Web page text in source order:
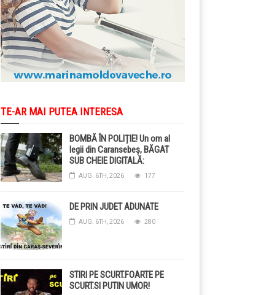
TE-AR MAI PUTEA INTERESA
BOMBĂ ÎN POLIȚIE! Un om al
legii din Caransebeș, BĂGAT
SUB CHEIE DIGITALĂ:
Judecătorii i-au pus BRĂȚARĂ
ELECTRONICĂ la picior!
AUG. 6TH, 2026 177
DE PRIN JUDET ADUNATE
AUG. 6TH, 2026 280
STIRI PE SCURT.FOARTE PE
SCURT.SI PUTIN UMOR!